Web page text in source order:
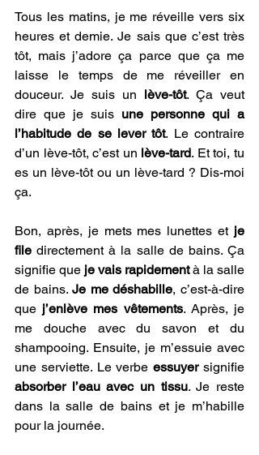
Tous les matins, je me réveille vers six
heures et demie. Je sais que c’est très
tôt, mais j’adore ça parce que ça me
laisse le temps de me réveiller en
douceur. Je suis un lève-tôt. Ça veut
dire que je suis une personne qui a
l’habitude de se lever tôt. Le contraire
d’un lève-tôt, c’est un lève-tard. Et toi, tu
es un lève-tôt ou un lève-tard ? Dis-moi
ça.
Bon, après, je mets mes lunettes et je
file directement à la salle de bains. Ça
signifie que je vais rapidement à la salle
de bains. Je me déshabille, c’est-à-dire
que j’enlève mes vêtements. Après, je
me douche avec du savon et du
shampooing. Ensuite, je m’essuie avec
une serviette. Le verbe essuyer
absorber l’eau avec un tissu. Je reste
dans la salle de bains et je m’habille
pour la journée.